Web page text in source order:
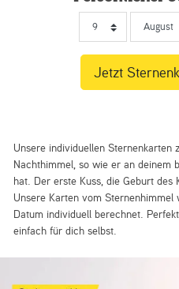
Unsere individuellen Sternenkarten
Nachthimmel, so wie er an deinem
hat. Der erste Kuss, die Geburt des
Unsere Karten vom
Datum individuell berechnet.
einfach für dich selbst.